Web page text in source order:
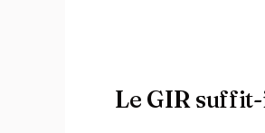
Le GIR suffit-